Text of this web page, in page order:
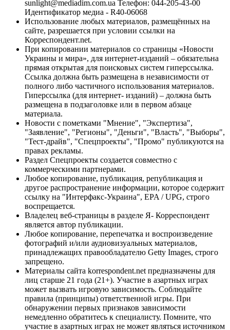
sunlight@mediadim.com.ua Телефон: 044-205-43-00
Идентификатор медиа - R40-06068
Использование любых материалов, размещённых на
сайте, разрешается при условии ссылки на
Корреспондент.net.
При копировании материалов со страницы «Новости
Украины и мира», для интернет-изданий – обязательна
прямая открытая для поисковых систем гиперссылка.
Ссылка должна быть размещена в независимости от
полного либо частичного использования материалов.
Гиперссылка (для интернет- изданий) – должна быть
размещена в подзаголовке или в первом абзаце
материала.
Новости с пометками "Мнение", "Экспертиза",
"Заявление", "Регионы", "Деньги", "Власть", "Выборы",
"Тест-драйв", "Спецпроекты", "Промо" публикуются на
правах рекламы.
Раздел Спецпроекты создается совместно с
коммерческими партнерами.
Любое копирование, публикация, републикация и
другое распространение информации, которое содержит
ссылку на "Интерфакс-Украина", EPA / UPG, строго
воспрещается.
Владелец веб-страницы в разделе Я- Корреспондент
является автор публикации.
Любое копирование, перепечатка и воспроизведение
фотографий и/или аудиовизуальных материалов,
принадлежащих правообладателю Getty Images, строго
запрещено.
Материалы сайта korrespondent.net предназначены для
лиц старше 21 года (21+). Участие в азартных играх
может вызвать игровую зависимость. Соблюдайте
правила (принципы) ответственной игры. При
обнаружении первых признаков зависимости
немедленно обратитесь к специалисту. Помните, что
участие в азартных играх не может являться источником